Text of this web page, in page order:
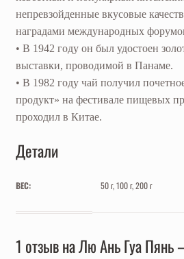
непревзойденные вкусовые
наградами международных
• В 1942 году он был удостоен
выставки, проводимой в Панаме.
• В 1982 году чай получил
продукт» на фестивале пищевых
проходил в Китае.
Детали
ВЕС: 50 г, 100 г, 200 г
1 отзыв наЛю Ань Гуа